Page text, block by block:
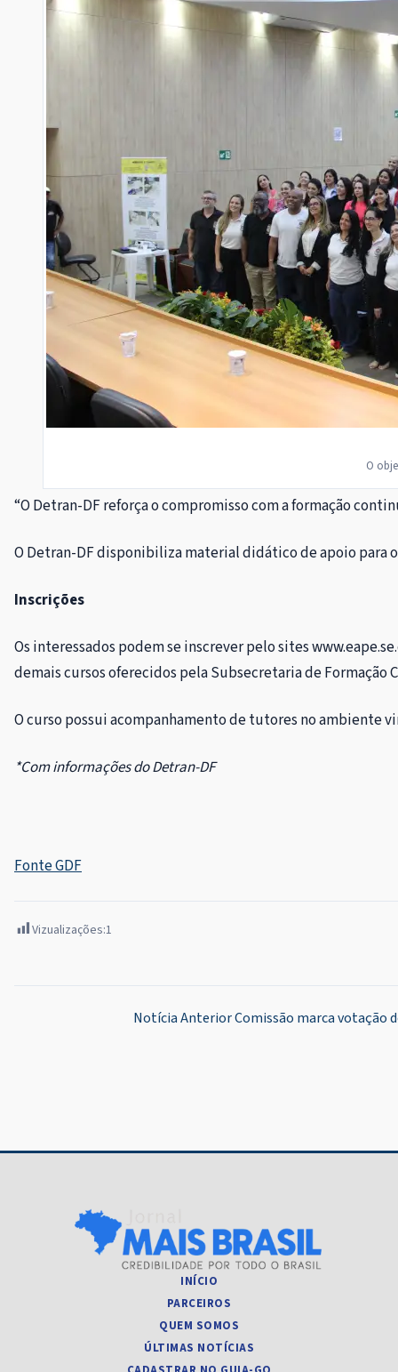
O
“O Detran-DF reforça o compromisso com a formação
O Detran-DF disponibiliza material didático de apoio para
Inscrições
Os interessados podem se inscrever pelo sites
demais cursos oferecidos pela Subsecretaria de
O curso possui acompanhamento de tutores no ambiente
*Com informações do Detran-DF
Fonte GDF
Vizualizações:1
Notícia AnteriorComissão marca votação
INÍCIO
PARCEIROS
QUEM SOMOS
ÚLTIMAS NOTÍCIAS